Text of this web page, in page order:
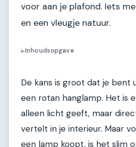
voor aan je plafond. Iets
en een vleugje natuur.
▶Inhoudsopgave
De kans is groot dat je bent
een rotan hanglamp. Het is
alleen licht geeft, maar
vertelt in je interieur. Maar
een lamp koopt, is het slim